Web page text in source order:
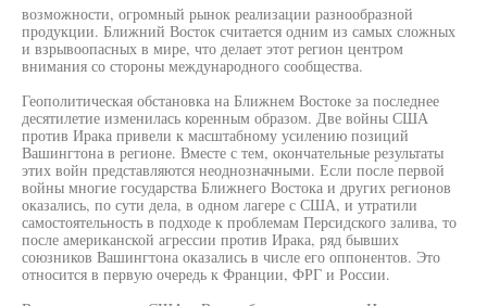
возможности, огромный рынок реализации разнообразной
продукции. Ближний Восток считается одним из самых сложных
и взрывоопасных в мире, что делает этот регион центром
внимания со стороны международного сообщества.
Геополитическая обстановка на Ближнем Востоке за последнее
десятилетие изменилась коренным образом. Две войны США
против Ирака привели к масштабному усилению позиций
Вашингтона в регионе. Вместе с тем, окончательные результаты
этих войн представляются неоднозначными. Если после первой
войны многие государства Ближнего Востока и других регионов
оказались, по сути дела, в одном лагере с США, и утратили
самостоятельность в подходе к проблемам Персидского залива, то
после американской агрессии против Ирака, ряд бывших
союзников Вашингтона оказались в числе его оппонентов. Это
относится в первую очередь к Франции, ФРГ и России.